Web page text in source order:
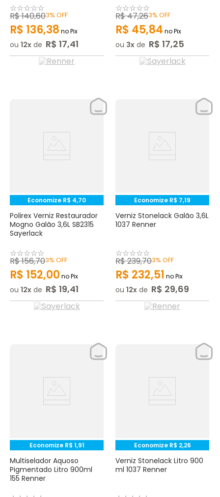
☆☆☆☆☆
R$140,603% OFF
R$ 136,38 no Pix
ou 12 de R$ 17,41
☆☆☆☆☆
R$47,263% OFF
R$ 45,84 no Pix
ou 3 de R$ 17,25
Economize R$ 4,70
Polirex Verniz Restaurador
Mogno Galão 3,6L SB2315
Sayerlack
☆☆☆☆☆
R$156,703% OFF
R$ 152,00 no Pix
ou 12 de R$ 19,41
Economize R$ 7,19
Verniz Stonelack Galão 3,6L
1037 Renner
☆☆☆☆☆
R$239,703% OFF
R$ 232,51 no Pix
ou 12 de R$ 29,69
Economize R$ 1,91
Multiselador Aquoso
Pigmentado Litro 900ml
155 Renner
Economize R$ 2,26
Verniz Stonelack Litro 900
ml 1037 Renner